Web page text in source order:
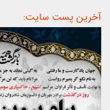
آخرین پست سایت: